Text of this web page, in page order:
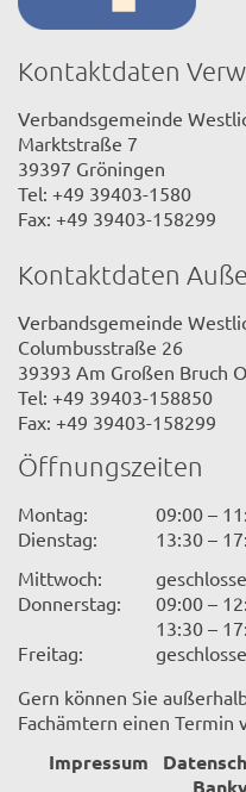
Kontaktdaten
Verbandsgemeinde
Marktstraße 7
39397 Gröningen
Tel: +49 39403-1580
Fax: +49 39403-158299
Kontaktdaten
Verbandsgemeinde
Columbusstraße 26
39393 Am Großen Bruch
Tel: +49 39403-158850
Fax: +49 39403-158299
Öffnungszeiten
Montag:
09:00 –
Dienstag:
13:30 –
Mittwoch:
Donnerstag:
09:00 –
13:30 –
Freitag:
Gern können Sie
Fachämtern einen Termin
Impressum